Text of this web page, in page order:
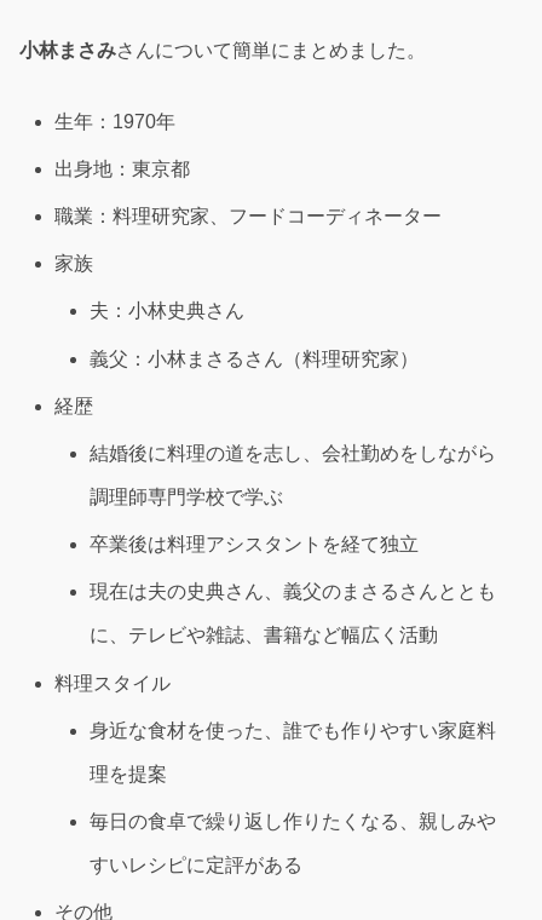
小林まさみさんについて簡単にまとめました。
生年：1970年
出身地：東京都
職業：料理研究家、フードコーディネーター
家族
夫：小林史典さん
義父：小林まさるさん（料理研究家）
経歴
結婚後に料理の道を志し、会社勤めをしながら
調理師専門学校で学ぶ
卒業後は料理アシスタントを経て独立
現在は夫の史典さん、義父のまさるさんととも
に、テレビや雑誌、書籍など幅広く活動
料理スタイル
身近な食材を使った、誰でも作りやすい家庭料
理を提案
毎日の食卓で繰り返し作りたくなる、親しみや
すいレシピに定評がある
その他